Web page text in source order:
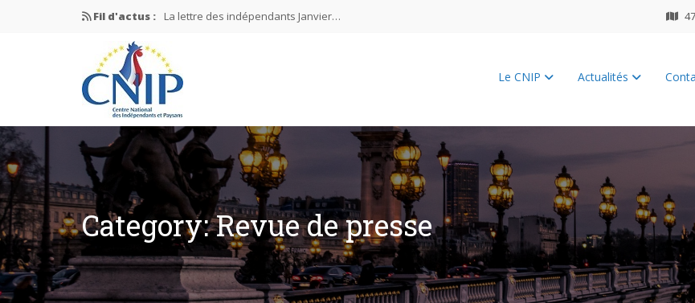
Fil d'actus : La lettre des indépendants Janvier…
La lettre des indépendants Juin…
Mission nationale ÉLECTIONS MUNICIPALES 2026
La lettre des indépendants N°2-2026
Le CNIP Actualités
Category: Revue de presse